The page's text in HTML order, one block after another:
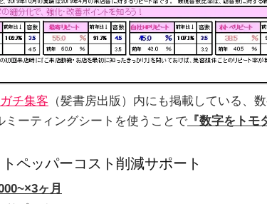
チ集客 （髪書房出版）内にも掲載している、
ミーティングシートを使うことで 『数字をトモ
ペッパーコスト削減サポート
ヶ月